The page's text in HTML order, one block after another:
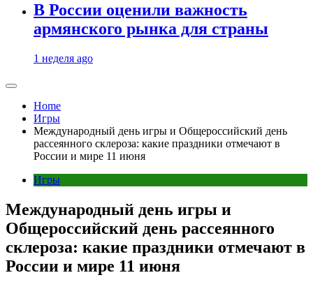
В России оценили важность
армянского рынка для страны
1 неделя ago
Home
Игры
Международный день игры и Общероссийский день
рассеянного склероза: какие праздники отмечают в
России и мире 11 июня
Игры
Международный день игры и
Общероссийский день рассеянного
склероза: какие праздники отмечают в
России и мире 11 июня